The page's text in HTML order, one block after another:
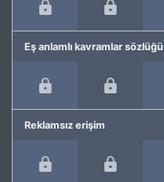
Eş anlamlı kavramlar sözlüğü
Reklamsız erişim